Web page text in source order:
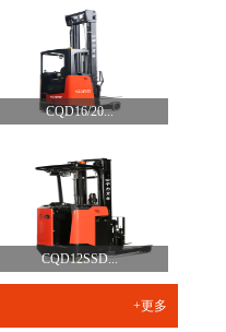
CQD16/20...
CQD12SSD...
+更多